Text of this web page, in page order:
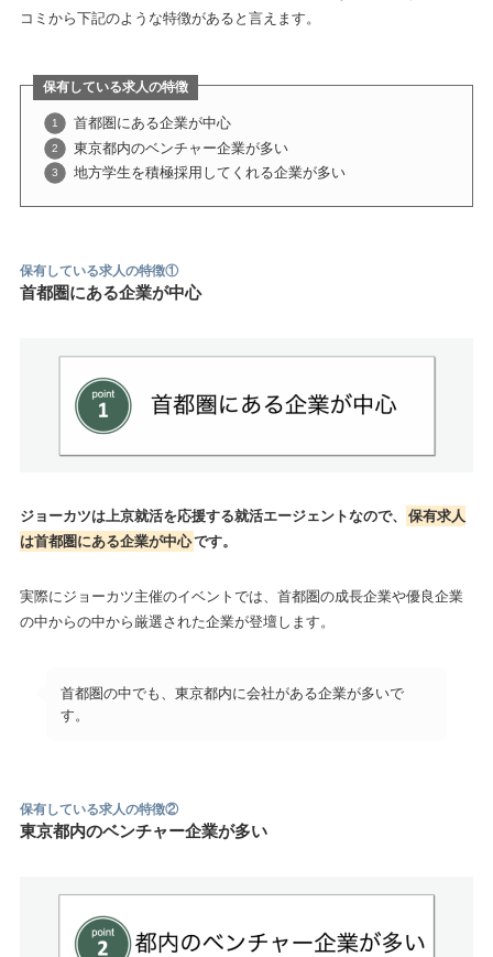
コミから下記のような特徴があると言えます。
保有している求人の特徴
首都圏にある企業が中心
東京都内のベンチャー企業が多い
地方学生を積極採用してくれる企業が多い
保有している求人の特徴①
首都圏にある企業が中心
ジョーカツは上京就活を応援する就活エージェントなので、
保有求人
は首都圏にある企業が中心です。
実際にジョーカツ主催のイベントでは、首都圏の成長企業や優良企業
の中からの中から厳選された企業が登壇します。
首都圏の中でも、東京都内に会社がある企業が多いで
す。
保有している求人の特徴②
東京都内のベンチャー企業が多い